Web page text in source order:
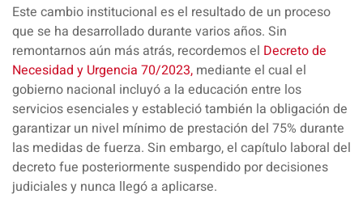
Este cambio institucional es el resultado de un proceso
que se ha desarrollado durante varios años. Sin
remontarnos aún más atrás, recordemos el Decreto de
Necesidad y Urgencia 70/2023, mediante el cual el
gobierno nacional incluyó a la educación entre los
servicios esenciales y estableció también la obligación de
garantizar un nivel mínimo de prestación del 75% durante
las medidas de fuerza. Sin embargo, el capítulo laboral del
decreto fue posteriormente suspendido por decisiones
judiciales y nunca llegó a aplicarse.